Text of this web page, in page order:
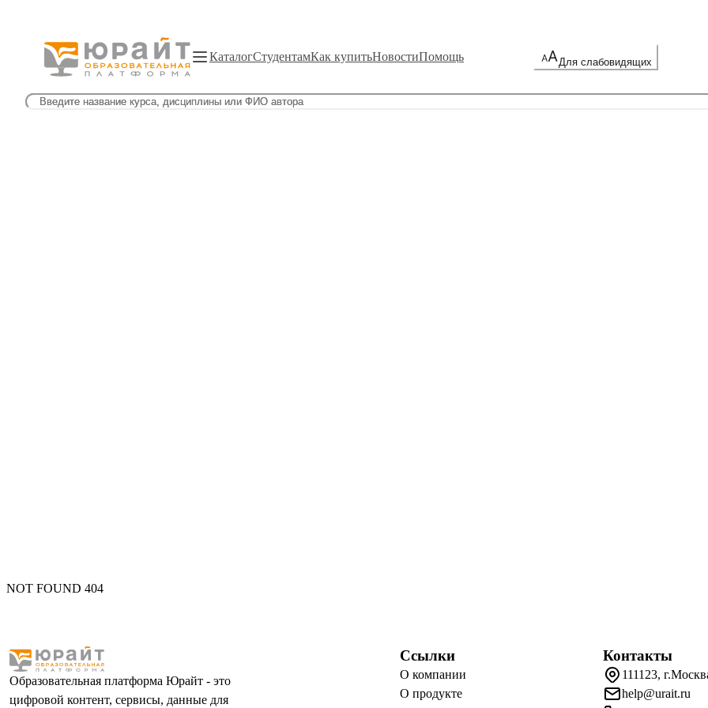
КаталогСтудентамКак купитьНовостиПомощь Для слабовидящих
NOT FOUND 404
Образовательная платформа Юрайт - это
цифровой контент, сервисы, данные для
Ссылки
О компании
О продукте
Контакты
111123,
help@urait.ru